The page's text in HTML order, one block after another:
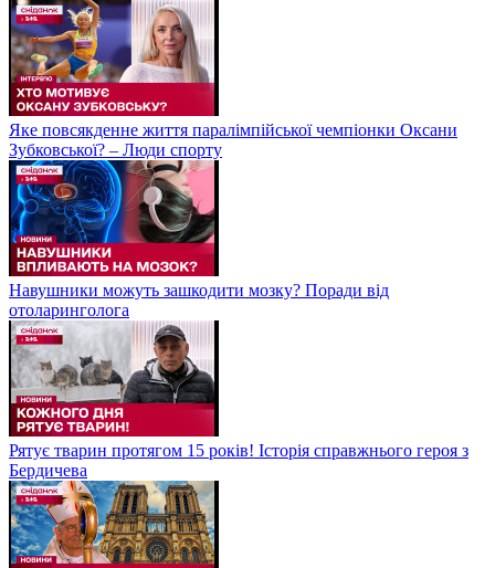
Яке повсякденне життя паралімпійської чемпіонки Оксани
Зубковської? – Люди спорту
Навушники можуть зашкодити мозку? Поради від
отоларинголога
Рятує тварин протягом 15 років! Історія справжнього героя з
Бердичева